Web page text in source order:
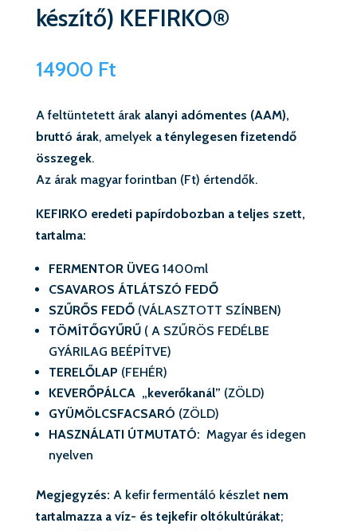
készítő) KEFIRKO®
14900 Ft
A feltüntetett árak alanyi adómentes (AAM),
bruttó árak, amelyek a ténylegesen fizetendő
összegek.
Az árak magyar forintban (Ft) értendők.
KEFIRKO eredeti papírdobozban a teljes szett,
tartalma:
FERMENTOR ÜVEG 1400ml
CSAVAROS ÁTLÁTSZÓ FEDŐ
SZŰRŐS FEDŐ (VÁLASZTOTT SZÍNBEN)
TÖMÍTŐGYŰRŰ( A SZŰRÖS FEDÉLBE
GYÁRILAG BEÉPÍTVE)
TERELŐLAP (FEHÉR)
KEVERŐPÁLCA „keverőkanál” (ZÖLD)
GYÜMÖLCSFACSARÓ (ZÖLD)
HASZNÁLATI ÚTMUTATÓ: Magyar és idegen
nyelven
Megjegyzés: A kefir fermentáló készletnem
tartalmazza a víz- és tejkefir oltókultúrákat;